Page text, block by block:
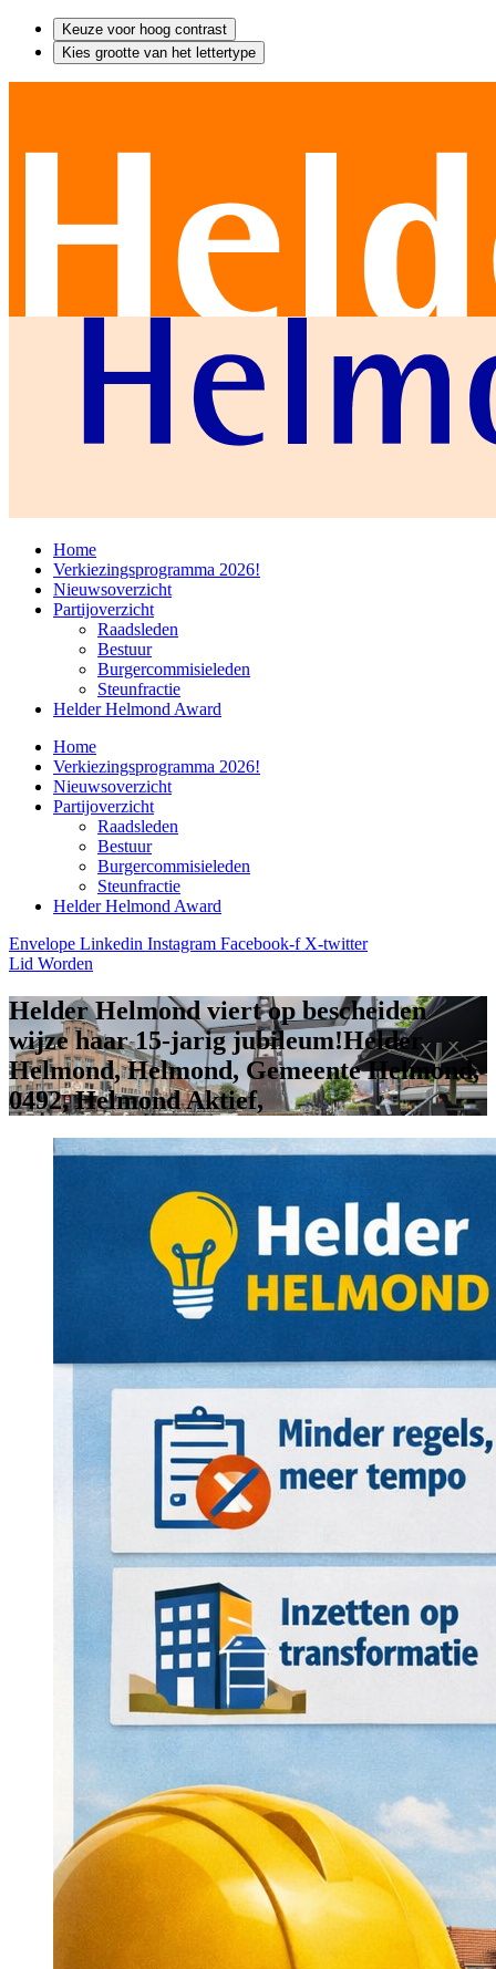
Keuze voor hoog contrast
Kies grootte van het lettertype
Home
Verkiezingsprogramma 2026!
Nieuwsoverzicht
Partijoverzicht
Raadsleden
Bestuur
Burgercommisieleden
Steunfractie
Helder Helmond Award
Home
Verkiezingsprogramma 2026!
Nieuwsoverzicht
Partijoverzicht
Raadsleden
Bestuur
Burgercommisieleden
Steunfractie
Helder Helmond Award
Envelope Linkedin Instagram Facebook-f X-twitter
Lid Worden
Helder Helmond viert op bescheiden
wijze haar 15-jarig jubileum!Helder
Helmond, Helmond, Gemeente Helmond,
0492, Helmond Aktief,